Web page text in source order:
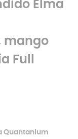
Elma
mango
Full
Quantanium